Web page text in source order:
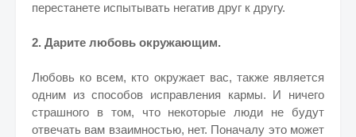
перестанете испытывать негатив друг к другу.
2. Дарите любовь окружающим.
Любовь ко всем, кто окружает вас, также является
одним из способов исправления кармы. И ничего
страшного в том, что некоторые люди не будут
отвечать вам взаимностью, нет. Поначалу это может